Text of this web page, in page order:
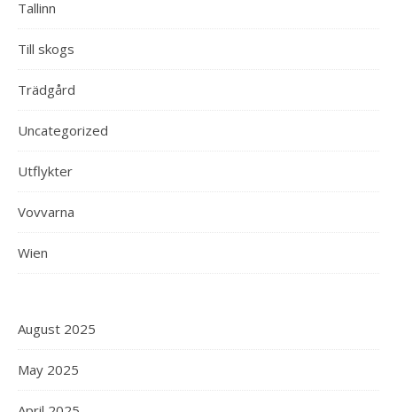
Tallinn
Till skogs
Trädgård
Uncategorized
Utflykter
Vovvarna
Wien
August 2025
May 2025